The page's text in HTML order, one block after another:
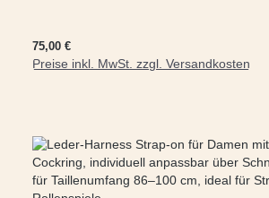
Regulärer Preis:
75,00 €
Preise inkl. MwSt. zzgl. Versandkosten
In den Warenkorb